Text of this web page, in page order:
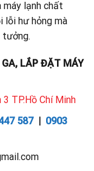
lạnh chất
lỗi hư hỏng mà
tưởng.
GA, LẮP ĐẶT MÁY
TP.Hồ Chí Minh
587| 0903